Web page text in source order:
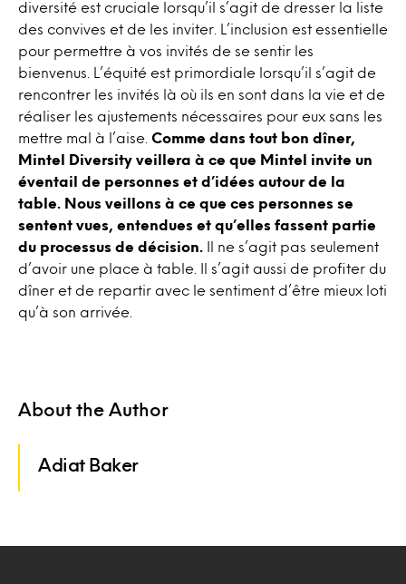
diversité est cruciale lorsqu’il s’agit de dresser la liste
des convives et de les inviter. L’inclusion est essentielle
pour permettre à vos invités de se sentir les
bienvenus. L’équité est primordiale lorsqu’il s’agit de
rencontrer les invités là où ils en sont dans la vie et de
réaliser les ajustements nécessaires pour eux sans les
mettre mal à l’aise. Comme dans tout bon dîner,
Mintel Diversity veillera à ce que Mintel invite un
éventail de personnes et d’idées autour de la
table. Nous veillons à ce que ces personnes se
sentent vues, entendues et qu’elles fassent partie
du processus de décision.
Il ne s’agit pas seulement
d’avoir une place à table. Il s’agit aussi de profiter du
dîner et de repartir avec le sentiment d’être mieux loti
qu’à son arrivée.
About the Author
Adiat Baker